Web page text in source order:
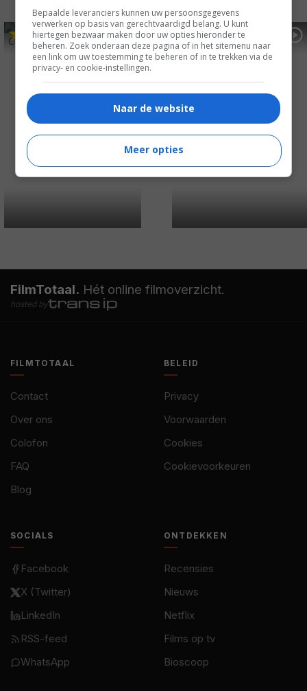
5,8
Closer to the Moon (2013) 6,0
The Iron Lady (2011)
FilmTotaal. Hét online filmoverzicht.
hosted by
FILMTOTAAL
Contact
Over ons
Colofon
FAQ
Blog
BELEID
Privacy
Voorwaarden
Cookies
Cookievoorkeuren
SOCIALS
Facebook
X (Twitter)
LinkedIn
RSS-feed
WhatsApp
ONTDEKKEN
Recensies
Nieuws
Netflix
Films op tv
Bioscoop
Bepaalde leveranciers kunnen uw persoonsgegevens
verwerken op basis van gerechtvaardigd belang. U kunt
hiertegen bezwaar maken door uw opties hieronder te
beheren. Zoek onderaan deze pagina of in het sitemenu naar
een link om uw toestemming te beheren of in te trekken via de
privacy- en cookie-instellingen.
Naar de website
Meer opties